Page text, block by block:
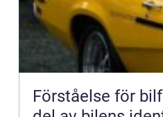
Förståelse för